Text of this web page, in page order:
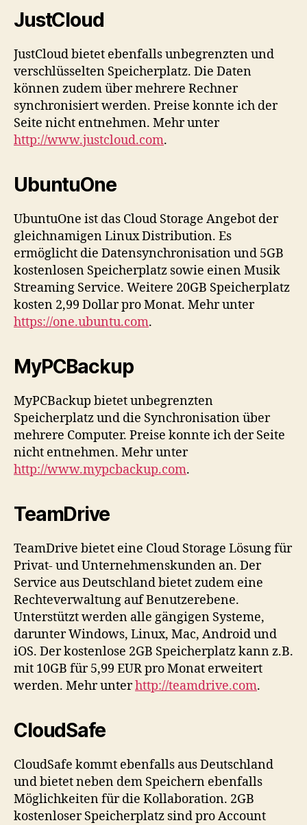
JustCloud
JustCloud bietet ebenfalls unbegrenzten und
verschlüsselten Speicherplatz. Die Daten
können zudem über mehrere Rechner
synchronisiert werden. Preise konnte ich der
Seite nicht entnehmen. Mehr unter
http://www.justcloud.com.
UbuntuOne
UbuntuOne ist das Cloud Storage Angebot der
gleichnamigen Linux Distribution. Es
ermöglicht die Datensynchronisation und 5GB
kostenlosen Speicherplatz sowie einen Musik
Streaming Service. Weitere 20GB Speicherplatz
kosten 2,99 Dollar pro Monat. Mehr unter
https://one.ubuntu.com.
MyPCBackup
MyPCBackup bietet unbegrenzten
Speicherplatz und die Synchronisation über
mehrere Computer. Preise konnte ich der Seite
nicht entnehmen. Mehr unter
http://www.mypcbackup.com.
TeamDrive
TeamDrive bietet eine Cloud Storage Lösung für
Privat- und Unternehmenskunden an. Der
Service aus Deutschland bietet zudem eine
Rechteverwaltung auf Benutzerebene.
Unterstützt werden alle gängigen Systeme,
darunter Windows, Linux, Mac, Android und
iOS. Der kostenlose 2GB Speicherplatz kann z.B.
mit 10GB für 5,99 EUR pro Monat erweitert
werden. Mehr unterhttp://teamdrive.com.
CloudSafe
CloudSafe kommt ebenfalls aus Deutschland
und bietet neben dem Speichern ebenfalls
Möglichkeiten für die Kollaboration. 2GB
kostenloser Speicherplatz sind pro Account